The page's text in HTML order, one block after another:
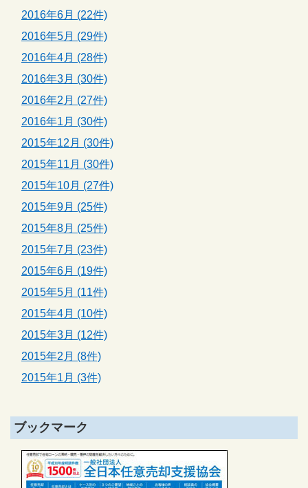
2016年6月 (22件)
2016年5月 (29件)
2016年4月 (28件)
2016年3月 (30件)
2016年2月 (27件)
2016年1月 (30件)
2015年12月 (30件)
2015年11月 (30件)
2015年10月 (27件)
2015年9月 (25件)
2015年8月 (25件)
2015年7月 (23件)
2015年6月 (19件)
2015年5月 (11件)
2015年4月 (10件)
2015年3月 (12件)
2015年2月 (8件)
2015年1月 (3件)
ブックマーク